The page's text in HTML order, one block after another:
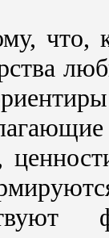
что,